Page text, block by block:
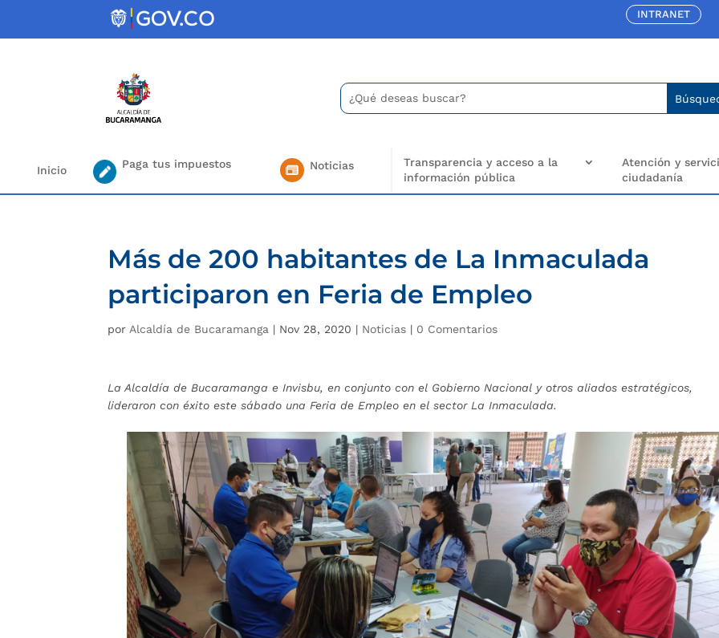
INTRANET
Buscar:
Search
for...
Inicio Paga tus impuestos Noticias
Transparencia y acceso a la
información pública
Atención y
ciudadanía
Más de 200 habitantes de La Inmaculada
participaron en Feria de Empleo
por Alcaldía de Bucaramanga | Nov 28, 2020 | Noticias | 0 Comentarios
La Alcaldía de Bucaramanga e Invisbu, en conjunto con el Gobierno Nacional y otros aliados estratégicos,
lideraron con éxito este sábado una Feria de Empleo en el sector La Inmaculada.